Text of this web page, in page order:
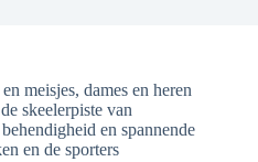
meisjes, dames en heren
skeelerpiste van
en spannende
en de sporters